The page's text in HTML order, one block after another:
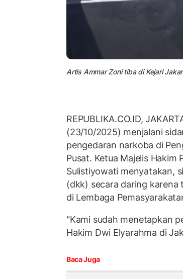
Artis Ammar Zoni tiba di Kejari
REPUBLIKA.CO.ID,
(23/10/2025) menjalani
pengedaran narkoba di
Pusat. Ketua Majelis Hakim
Sulistiyowati menyatakan,
(dkk) secara daring karena
di Lembaga
"Kami sudah menetapkan
Hakim Dwi Elyarahma di
Baca Juga